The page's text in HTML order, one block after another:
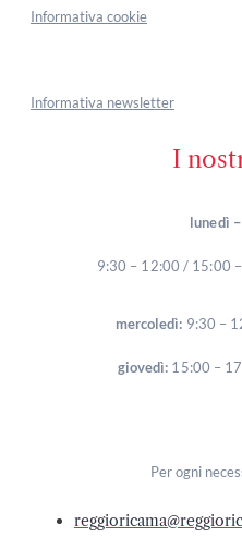
Informativa cookie
Informativa newsletter
I
lunedì
9:30 – 12:00 / 15:00
mercoledì: 9:30 –
giovedì: 15:00 –
Per ogni